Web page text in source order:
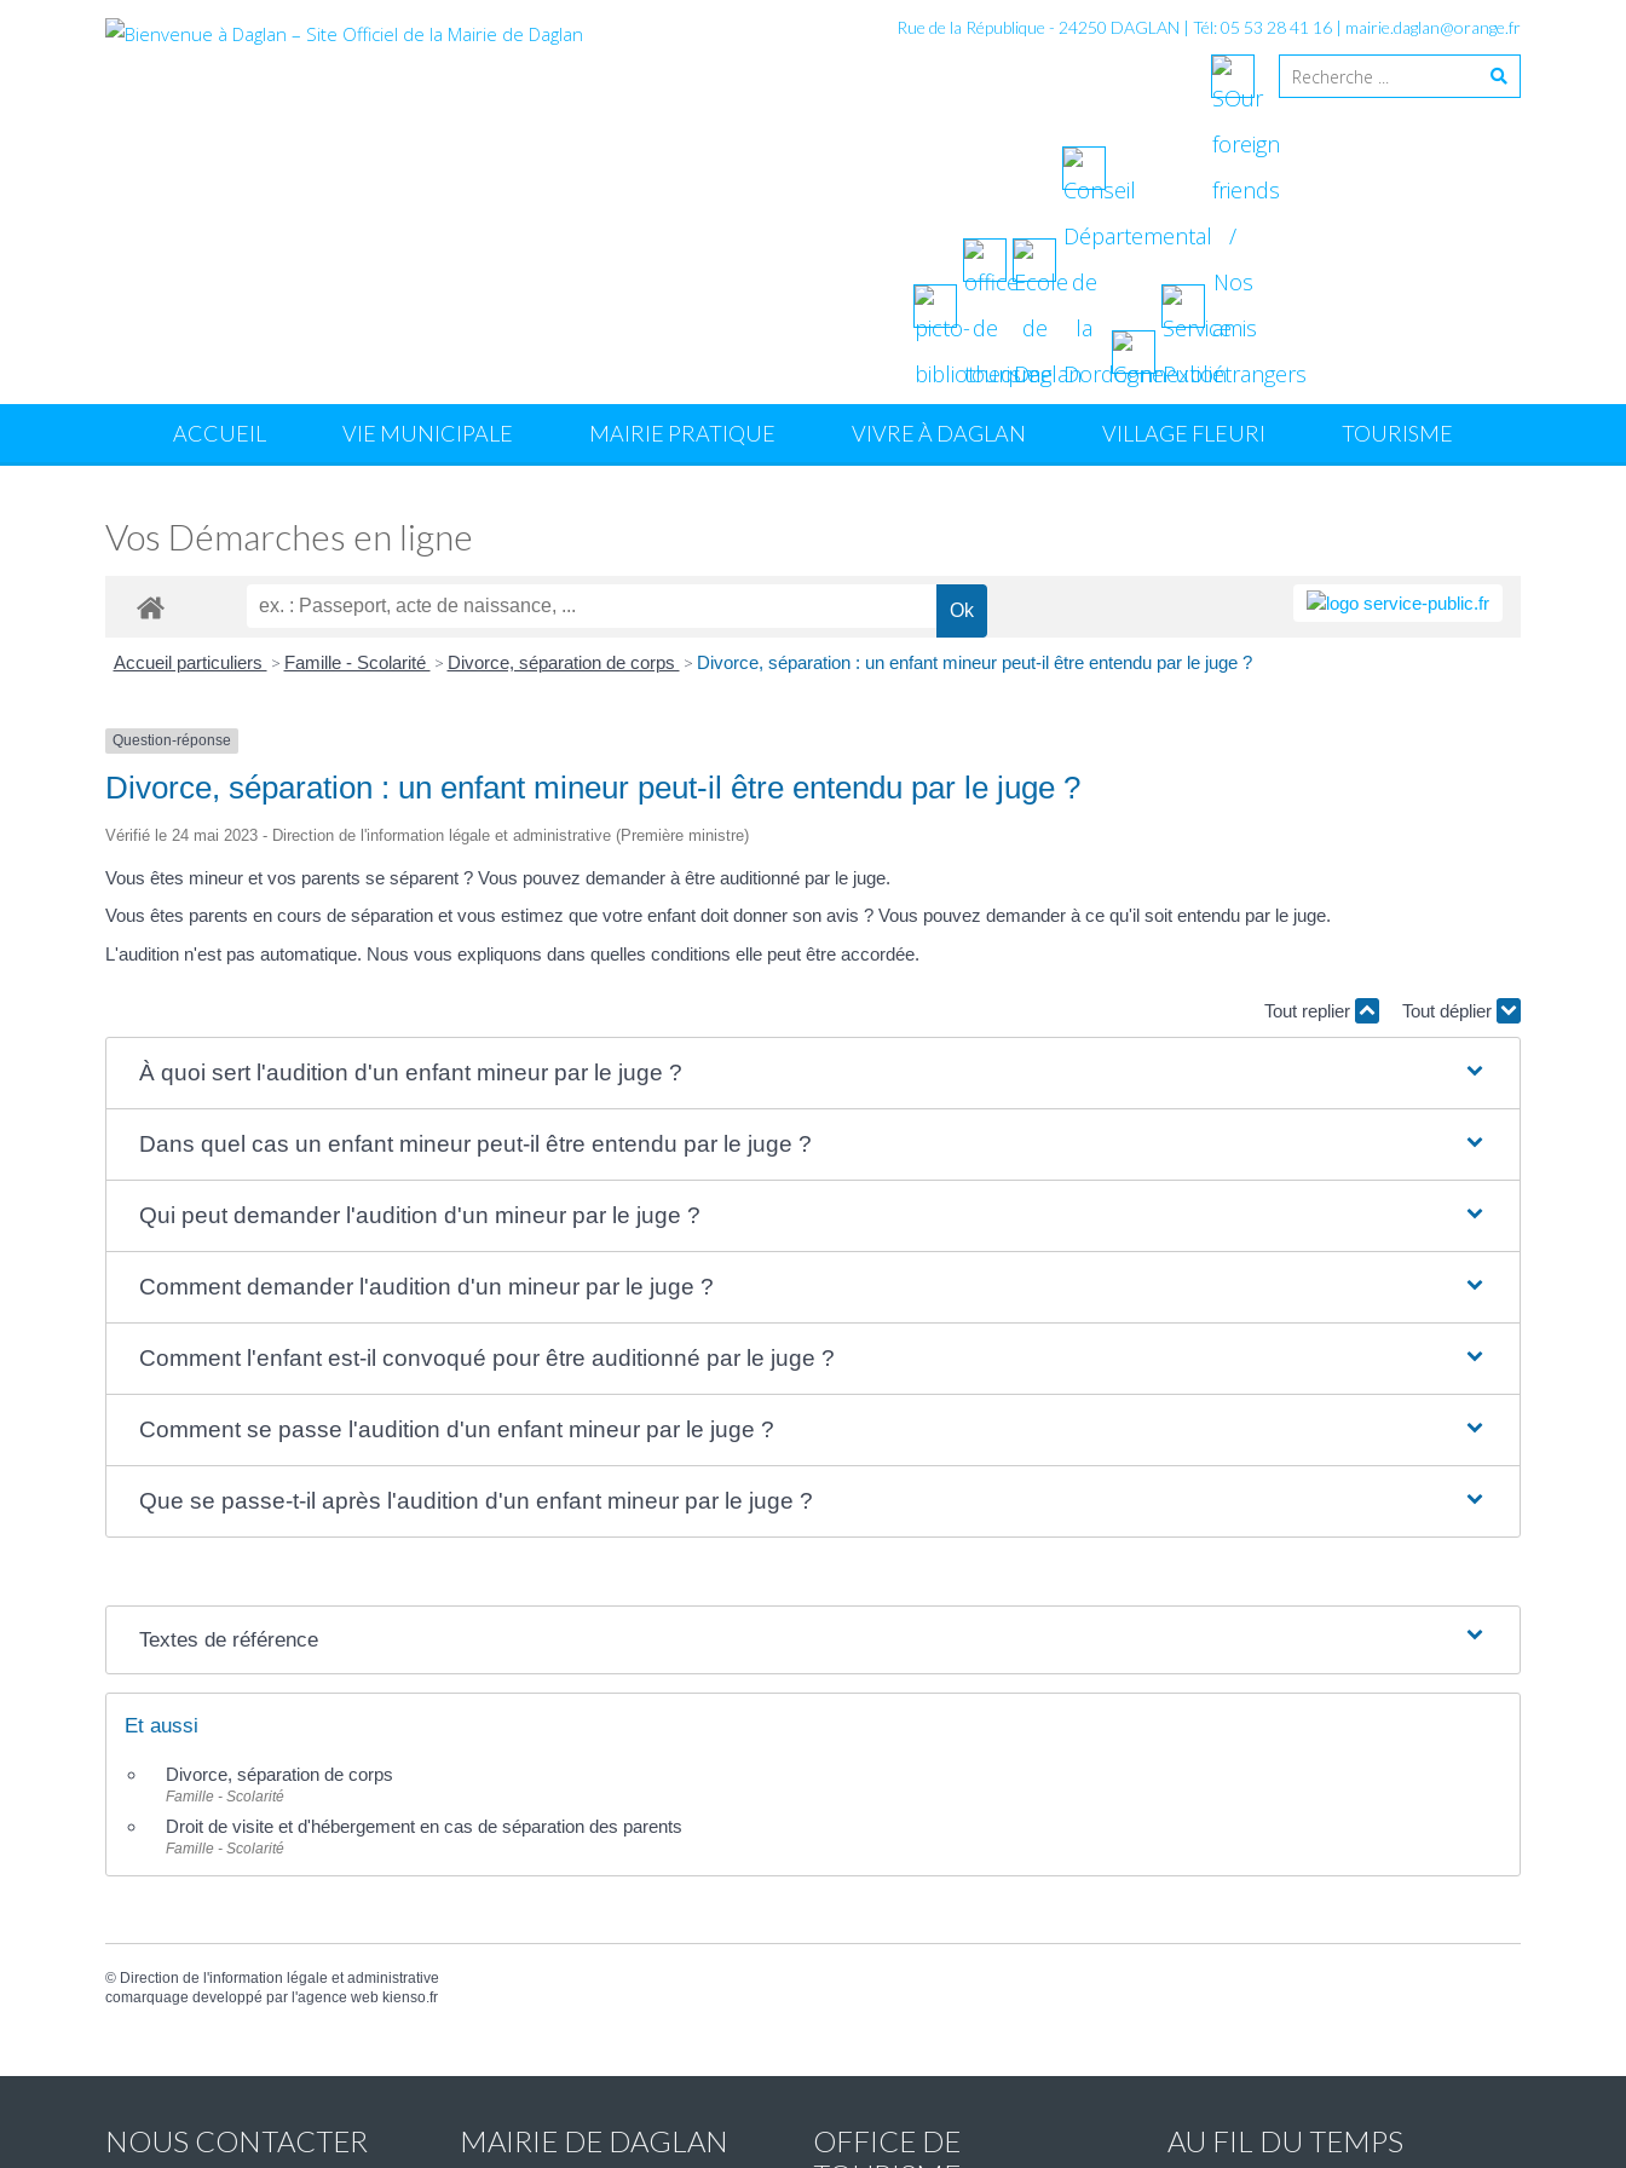
Rue de la République - 24250 DAGLAN | Tél: 05 53 28 41 16 | mairie.daglan@orange.fr
ACCUEIL VIE MUNICIPALE MAIRIE PRATIQUE VIVRE À DAGLAN VILLAGE FLEURI TOURISME
Vos Démarches en ligne
Accueil particuliers > Famille - Scolarité > Divorce, séparation de corps > Divorce, séparation : un enfant mineur peut-il être entendu par le juge ?
Question-réponse
Divorce, séparation : un enfant mineur peut-il être entendu par le juge ?
Vérifié le 24 mai 2023 - Direction de l'information légale et administrative (Première ministre)
Vous êtes mineur et vos parents se séparent ? Vous pouvez demander à être auditionné par le juge.
Vous êtes parents en cours de séparation et vous estimez que votre enfant doit donner son avis ? Vous pouvez demander à ce qu'il soit entendu par le juge.
L'audition n'est pas automatique. Nous vous expliquons dans quelles conditions elle peut être accordée.
Tout replier Tout déplier
À quoi sert l'audition d'un enfant mineur par le juge ?
Dans quel cas un enfant mineur peut-il être entendu par le juge ?
Qui peut demander l'audition d'un mineur par le juge ?
Comment demander l'audition d'un mineur par le juge ?
Comment l'enfant est-il convoqué pour être auditionné par le juge ?
Comment se passe l'audition d'un enfant mineur par le juge ?
Que se passe-t-il après l'audition d'un enfant mineur par le juge ?
Textes de référence
Et aussi
Divorce, séparation de corps
Famille - Scolarité
Droit de visite et d'hébergement en cas de séparation des parents
Famille - Scolarité
© Direction de l'information légale et administrative
comarquage developpé par l'agence web kienso.fr
NOUS CONTACTER MAIRIE DE DAGLAN
OFFICE DE
AU FIL DU TEMPS